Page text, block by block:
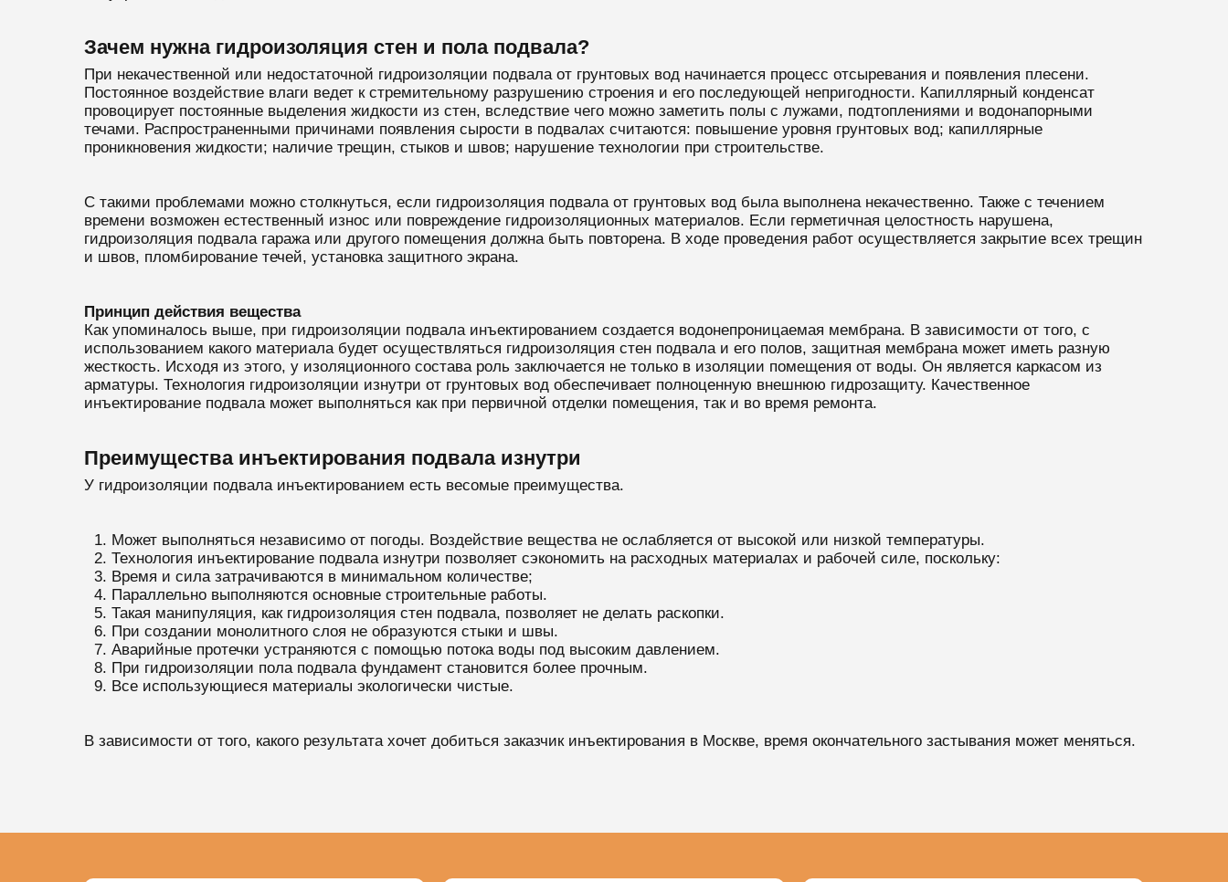
Зачем нужна гидроизоляция стен и пола подвала?
При некачественной или недостаточной гидроизоляции подвала от грунтовых вод начинается процесс отсыревания и появления плесени.
Постоянное воздействие влаги ведет к стремительному разрушению строения и его последующей непригодности. Капиллярный конденсат
провоцирует постоянные выделения жидкости из стен, вследствие чего можно заметить полы с лужами, подтоплениями и водонапорными
течами. Распространенными причинами появления сырости в подвалах считаются: повышение уровня грунтовых вод; капиллярные
проникновения жидкости; наличие трещин, стыков и швов; нарушение технологии при строительстве.
С такими проблемами можно столкнуться, если гидроизоляция подвала от грунтовых вод была выполнена некачественно. Также с течением
времени возможен естественный износ или повреждение гидроизоляционных материалов. Если герметичная целостность нарушена,
гидроизоляция подвала гаража или другого помещения должна быть повторена. В ходе проведения работ осуществляется закрытие всех трещин
и швов, пломбирование течей, установка защитного экрана.
Принцип действия вещества
Как упоминалось выше, при гидроизоляции подвала инъектированием создается водонепроницаемая мембрана. В зависимости от того, с
использованием какого материала будет осуществляться гидроизоляция стен подвала и его полов, защитная мембрана может иметь разную
жесткость. Исходя из этого, у изоляционного состава роль заключается не только в изоляции помещения от воды. Он является каркасом из
арматуры. Технология гидроизоляции изнутри от грунтовых вод обеспечивает полноценную внешнюю гидрозащиту. Качественное
инъектирование подвала может выполняться как при первичной отделки помещения, так и во время ремонта.
Преимущества инъектирования подвала изнутри
У гидроизоляции подвала инъектированием есть весомые преимущества.
Может выполняться независимо от погоды. Воздействие вещества не ослабляется от высокой или низкой температуры.
Технология инъектирование подвала изнутри позволяет сэкономить на расходных материалах и рабочей силе, поскольку:
Время и сила затрачиваются в минимальном количестве;
Параллельно выполняются основные строительные работы.
Такая манипуляция, как гидроизоляция стен подвала, позволяет не делать раскопки.
При создании монолитного слоя не образуются стыки и швы.
Аварийные протечки устраняются с помощью потока воды под высоким давлением.
При гидроизоляции пола подвала фундамент становится более прочным.
Все использующиеся материалы экологически чистые.
В зависимости от того, какого результата хочет добиться заказчик инъектирования в Москве, время окончательного застывания может меняться.